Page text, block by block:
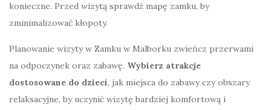
konieczne. Przed wizytą sprawdź mapę zamku, by
zminimalizować kłopoty.
Planowanie wizyty w Zamku w Malborku zwieńcz przerwami
na odpoczynek oraz zabawę. Wybierz atrakcje
dostosowane do dzieci, jak miejsca do zabawy czy obszary
relaksacyjne, by uczynić wizytę bardziej komfortową i